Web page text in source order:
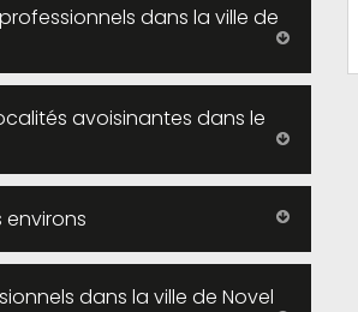
dans la ville de
avoisinantes dans le
dans la ville de Novel